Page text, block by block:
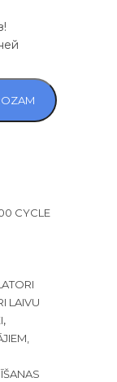
CYCLE
LAIVU
,